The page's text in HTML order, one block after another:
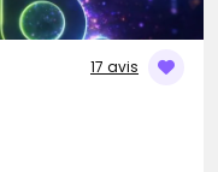
17 avis